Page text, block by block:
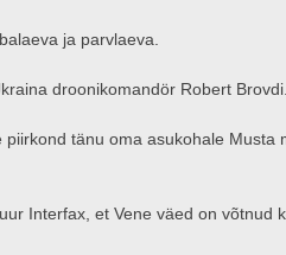
ja parvlaeva.
droonikomandör Robert Brovdi.
tänu oma asukohale Musta
Interfax, et Vene väed on võtnud